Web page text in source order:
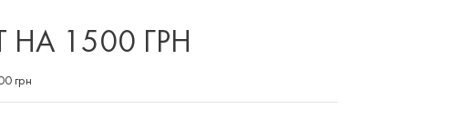
НА 1500 ГРН
грн